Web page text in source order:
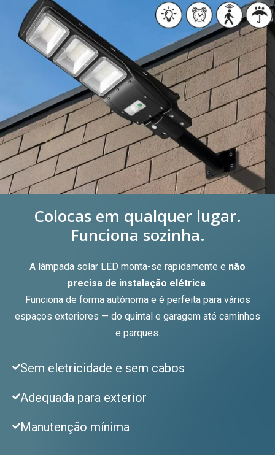
Colocas em qualquer lugar.
Funciona sozinha.
A lâmpada solar LED monta-se rapidamente e não
precisa de instalação elétrica.
Funciona de forma autónoma e é perfeita para vários
espaços exteriores — do quintal e garagem até caminhos
e parques.
Sem eletricidade e sem cabos
Adequada para exterior
Manutenção mínima